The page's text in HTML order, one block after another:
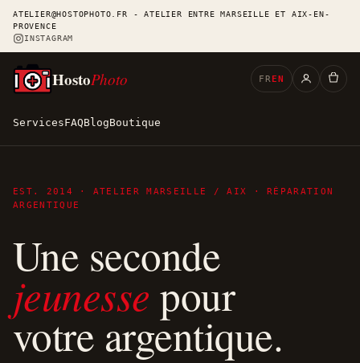
ATELIER@HOSTOPHOTO.FR - ATELIER ENTRE MARSEILLE ET AIX-EN-
PROVENCE
INSTAGRAM
ServicesFAQBlogBoutique
HostoPhoto FR EN
EST. 2014 · ATELIER MARSEILLE / AIX · RÉPARATION
ARGENTIQUE
Une seconde
jeunesse pour
votre argentique.